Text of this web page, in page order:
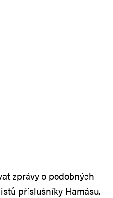
zprávy o podobných
příslušníky Hamásu.